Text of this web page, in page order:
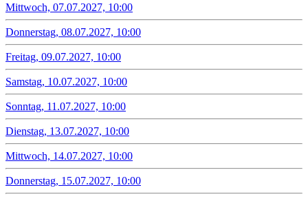
Mittwoch, 07.07.2027, 10:00
Donnerstag, 08.07.2027, 10:00
Freitag, 09.07.2027, 10:00
Samstag, 10.07.2027, 10:00
Sonntag, 11.07.2027, 10:00
Dienstag, 13.07.2027, 10:00
Mittwoch, 14.07.2027, 10:00
Donnerstag, 15.07.2027, 10:00